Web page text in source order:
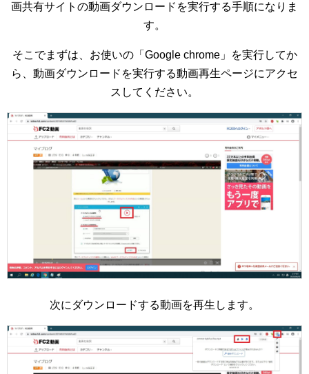
画共有サイトの動画ダウンロードを実行する手順になりま
す。
そこでまずは、お使いの「Google chrome」を実行してか
ら、動画ダウンロードを実行する動画再生ページにアクセ
スしてください。
次にダウンロードする動画を再生します。